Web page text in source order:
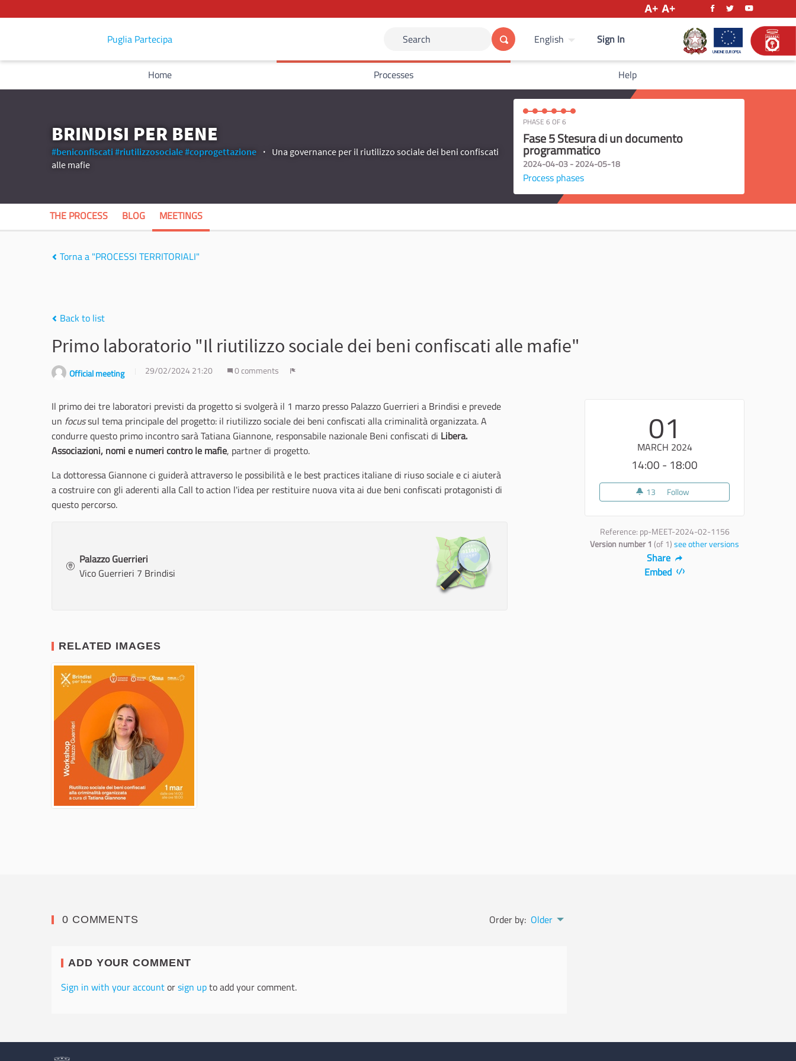
Puglia Partecipa Search English Sign In
Home Processes Help
BRINDISI PER BENE
#beniconfiscati #riutilizzosociale#coprogettazione
Una governance per il riutilizzo sociale dei beni confiscati
alle mafie
PHASE 6 OF 6
Fase 5 Stesura di un documento
programmatico
2024-04-03 - 2024-05-18
Process phases
THE PROCESS BLOG MEETINGS
Torna a "PROCESSI TERRITORIALI"
Back to list
Primo laboratorio "Il riutilizzo sociale dei beni confiscati alle mafie"
Official meeting 29/02/2024 21:20 0 comments
01
MARCH 2024
14:00 - 18:00
13 13 followers
Follow
Reference: pp-MEET-2024-02-1156
Version number 1 (of 1)see other versions
Share
Embed
Il primo dei tre laboratori previsti da progetto si svolgerà il 1 marzo presso Palazzo Guerrieri a Brindisi e prevede
un focussul tema principale del progetto: il riutilizzo sociale dei beni confiscati alla criminalità organizzata. A
condurre questo primo incontro sarà Tatiana Giannone, responsabile nazionale Beni confiscati di Libera.
Associazioni, nomi e numeri contro le mafie, partner di progetto.
La dottoressa Giannone ci guiderà attraverso le possibilità e le best practices italiane di riuso sociale e ci aiuterà
a costruire con gli aderenti alla Call to action l'idea per restituire nuova vita ai due beni confiscati protagonisti di
questo percorso.
Palazzo Guerrieri
Vico Guerrieri 7 Brindisi
RELATED IMAGES
0 COMMENTS Order by: Older
ADD YOUR COMMENT
Sign in with your accountorsign upto add your comment.